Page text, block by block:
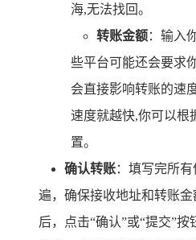
海,无法找回。
转账金额：输入
些平台可能还会要求
会直接影响转账的速
速度就越快,你可以根
置。
确认转账：填写完所
遍，确保接收地址和转账
后，点击“确认”或“提交”